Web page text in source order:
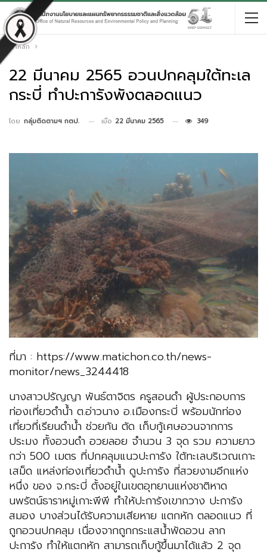
หน้าหลัก
22 มีนาคม 2565 อวนปกคลุมใต้ทะเล
กระบี่ ทำปะการังพังตลอดแนว
โดย กลุ่มติดตามฯ กตป. เมื่อ 22 มีนาคม 2565 349
ที่มา : https://www.matichon.co.th/news-
monitor/news_3244418
นางสาวปรัญญา พันธ์ตาจิตร ครูสอนดำ ผู้ประกอบการ
ท่องเที่ยวดำน้ำ ต.อ่าวนาง อ.เมืองกระบี่ พร้อมนักท่อง
เที่ยวที่เรียนดำน้ำ ช่วยกัน ตัด เก็บกู้เศษอวนจากการ
ประมง ทั้งอวนดำ อวยลอย จำนวน 3 จุด รวม ความยาว
กว่า 500 เมตร ที่ปกคลุมแนวปะการัง ใต้ทะเลบริเวณเกาะ
เสม็ด แหล่งท่องเที่ยวดำน้ำ ดูปะการัง ที่สวยงามอีกแห่ง
หนึ่ง ของ จ.กระบี่ ตั้งอยู่ในเขตอุทยานแห่งชาติหาด
นพรัตน์ธาราหมู่เกาะพีพี ทำให้ปะการังเขากวาง ปะการัง
สมอง บางส่วนได้รับความเสียหาย แตกหัก ตลอดแนว ที่
ถูกอวนปกคลุม เนื่องจากถูกกระแสน้ำพัดอวน ลาก
ปะการัง ทำให้แตกหัก สามารถเก็บกู้ขึ้นมาได้แล้ว 2 จุด